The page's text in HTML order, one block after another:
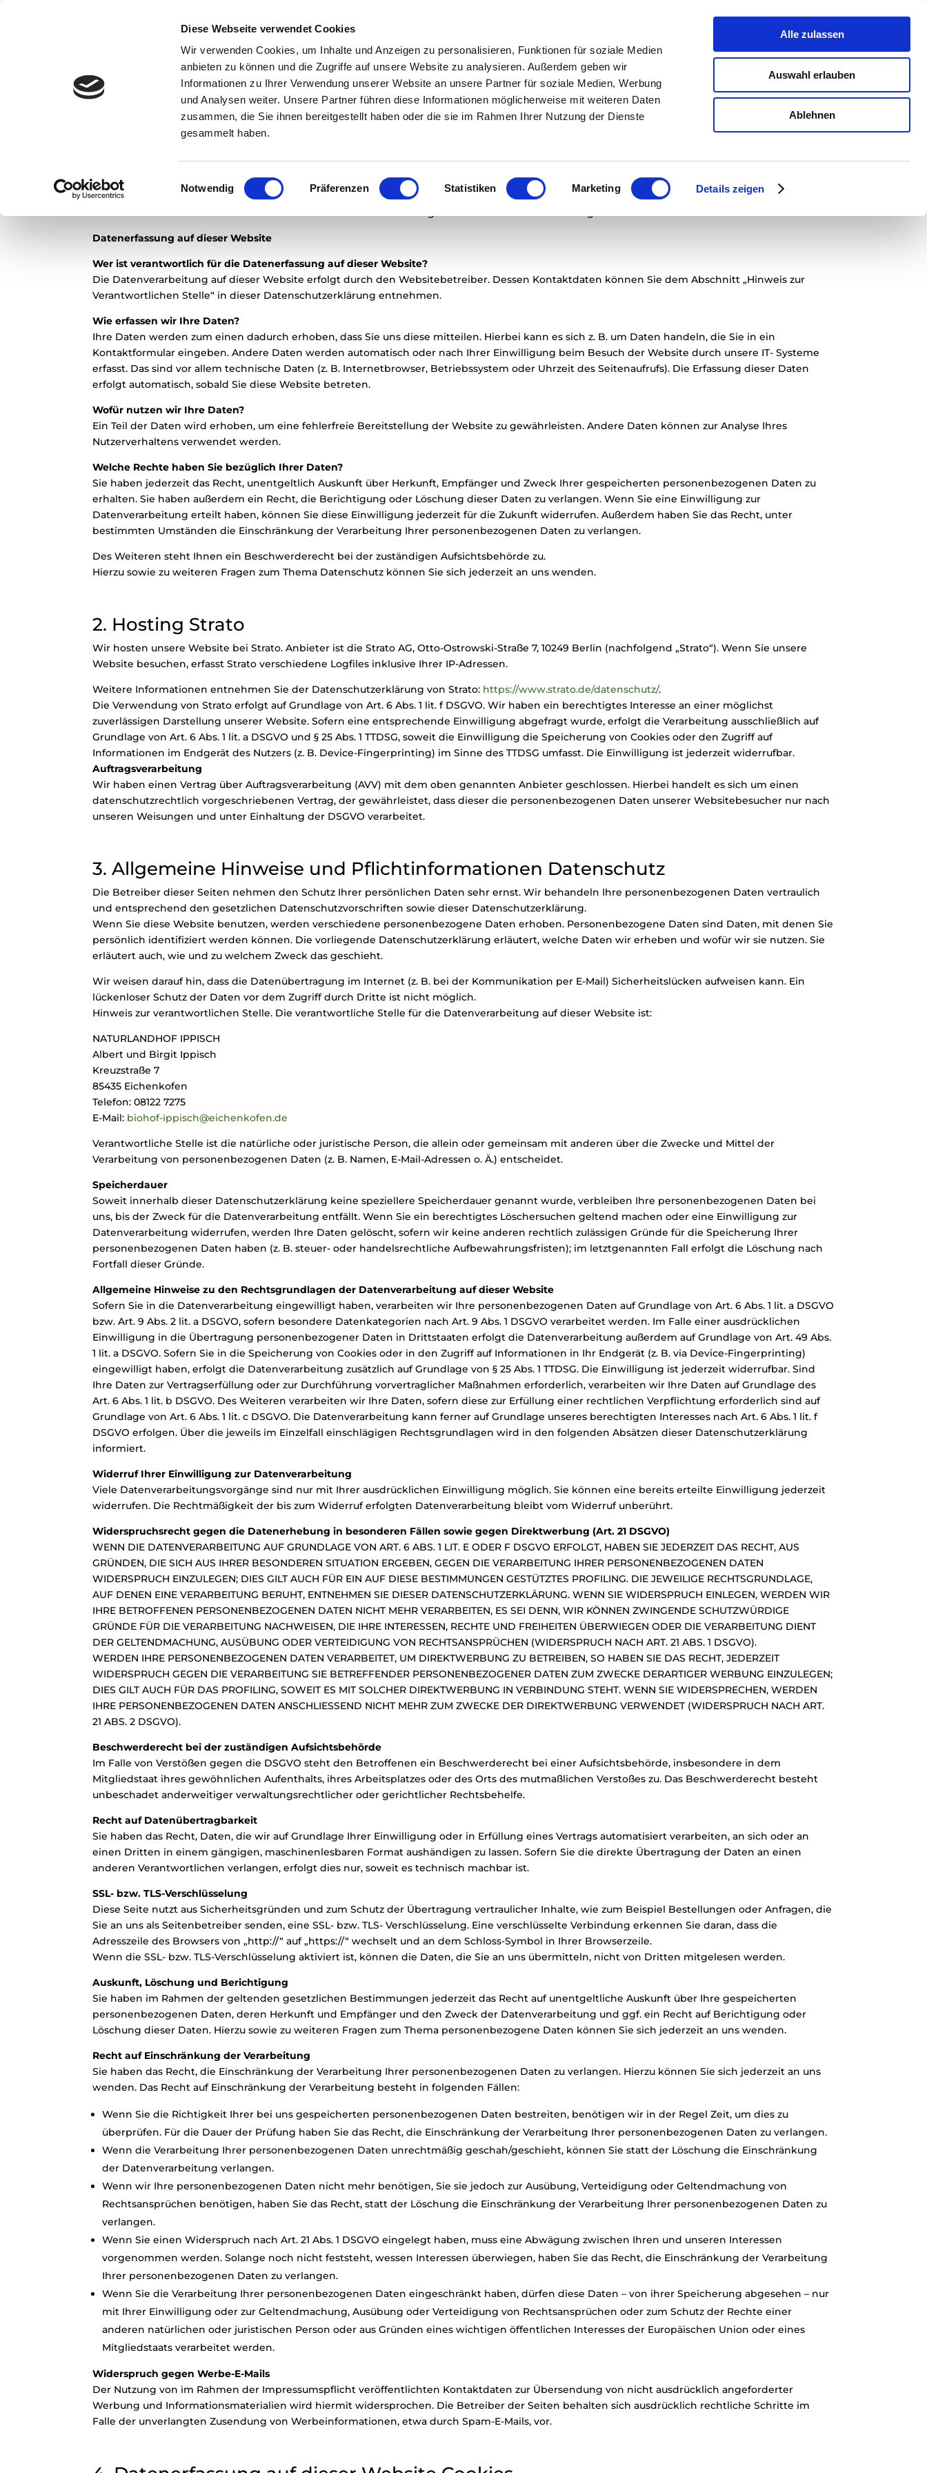
Diese Webseite verwendet Cookies
Wir verwenden Cookies, um Inhalte und Anzeigen zu personalisieren, Funktionen für soziale Medien
anbieten zu können und die Zugriffe auf unsere Website zu analysieren. Außerdem geben wir
Informationen zu Ihrer Verwendung unserer Website an unsere Partner für soziale Medien, Werbung
und Analysen weiter. Unsere Partner führen diese Informationen möglicherweise mit weiteren Daten
zusammen, die Sie ihnen bereitgestellt haben oder die sie im Rahmen Ihrer Nutzung der Dienste
gesammelt haben.
Einwilligungsauswahl
Notwendig Präferenzen Statistiken Marketing Details zeigen
Alle zulassen
Auswahl erlauben
Ablehnen
Kontakt
Datenschutzerklärung
1. Datenschutz auf einen Blick
Allgemeine Hinweise
Die folgenden Hinweise geben einen einfachen Überblick darüber, was mit Ihren personenbezogenen Daten passiert, wenn Sie diese Website
besuchen. Personenbezogene Daten sind alle Daten, mit denen Sie persönlich identifiziert werden können. Ausführliche Informationen zum
Datenerfassung auf dieser Website
Wer ist verantwortlich für die Datenerfassung auf dieser Website?
Die Datenverarbeitung auf dieser Website erfolgt durch den Websitebetreiber. Dessen Kontaktdaten können Sie dem Abschnitt „Hinweis zur
Verantwortlichen Stelle“ in dieser Datenschutzerklärung entnehmen.
Wie erfassen wir Ihre Daten?
Ihre Daten werden zum einen dadurch erhoben, dass Sie uns diese mitteilen. Hierbei kann es sich z. B. um Daten handeln, die Sie in ein
Kontaktformular eingeben. Andere Daten werden automatisch oder nach Ihrer Einwilligung beim Besuch der Website durch unsere IT- Systeme
erfasst. Das sind vor allem technische Daten (z. B. Internetbrowser, Betriebssystem oder Uhrzeit des Seitenaufrufs). Die Erfassung dieser Daten
erfolgt automatisch, sobald Sie diese Website betreten.
Wofür nutzen wir Ihre Daten?
Ein Teil der Daten wird erhoben, um eine fehlerfreie Bereitstellung der Website zu gewährleisten. Andere Daten können zur Analyse Ihres
Nutzerverhaltens verwendet werden.
Welche Rechte haben Sie bezüglich Ihrer Daten?
Sie haben jederzeit das Recht, unentgeltlich Auskunft über Herkunft, Empfänger und Zweck Ihrer gespeicherten personenbezogenen Daten zu
erhalten. Sie haben außerdem ein Recht, die Berichtigung oder Löschung dieser Daten zu verlangen. Wenn Sie eine Einwilligung zur
Datenverarbeitung erteilt haben, können Sie diese Einwilligung jederzeit für die Zukunft widerrufen. Außerdem haben Sie das Recht, unter
bestimmten Umständen die Einschränkung der Verarbeitung Ihrer personenbezogenen Daten zu verlangen.
Des Weiteren steht Ihnen ein Beschwerderecht bei der zuständigen Aufsichtsbehörde zu.
Hierzu sowie zu weiteren Fragen zum Thema Datenschutz können Sie sich jederzeit an uns wenden.
2. Hosting Strato
Wir hosten unsere Website bei Strato. Anbieter ist die Strato AG, Otto-Ostrowski-Straße 7, 10249 Berlin (nachfolgend „Strato“). Wenn Sie unsere
Website besuchen, erfasst Strato verschiedene Logfiles inklusive Ihrer IP-Adressen.
Weitere Informationen entnehmen Sie der Datenschutzerklärung von Strato: https://www.strato.de/datenschutz/.
Die Verwendung von Strato erfolgt auf Grundlage von Art. 6 Abs. 1 lit. f DSGVO. Wir haben ein berechtigtes Interesse an einer möglichst
zuverlässigen Darstellung unserer Website. Sofern eine entsprechende Einwilligung abgefragt wurde, erfolgt die Verarbeitung ausschließlich auf
Grundlage von Art. 6 Abs. 1 lit. a DSGVO und § 25 Abs. 1 TTDSG, soweit die Einwilligung die Speicherung von Cookies oder den Zugriff auf
Informationen im Endgerät des Nutzers (z. B. Device-Fingerprinting) im Sinne des TTDSG umfasst. Die Einwilligung ist jederzeit widerrufbar.
Auftragsverarbeitung
Wir haben einen Vertrag über Auftragsverarbeitung (AVV) mit dem oben genannten Anbieter geschlossen. Hierbei handelt es sich um einen
datenschutzrechtlich vorgeschriebenen Vertrag, der gewährleistet, dass dieser die personenbezogenen Daten unserer Websitebesucher nur nach
unseren Weisungen und unter Einhaltung der DSGVO verarbeitet.
3. Allgemeine Hinweise und Pflichtinformationen Datenschutz
Die Betreiber dieser Seiten nehmen den Schutz Ihrer persönlichen Daten sehr ernst. Wir behandeln Ihre personenbezogenen Daten vertraulich
und entsprechend den gesetzlichen Datenschutzvorschriften sowie dieser Datenschutzerklärung.
Wenn Sie diese Website benutzen, werden verschiedene personenbezogene Daten erhoben. Personenbezogene Daten sind Daten, mit denen Sie
persönlich identifiziert werden können. Die vorliegende Datenschutzerklärung erläutert, welche Daten wir erheben und wofür wir sie nutzen. Sie
erläutert auch, wie und zu welchem Zweck das geschieht.
Wir weisen darauf hin, dass die Datenübertragung im Internet (z. B. bei der Kommunikation per E-Mail) Sicherheitslücken aufweisen kann. Ein
lückenloser Schutz der Daten vor dem Zugriff durch Dritte ist nicht möglich.
Hinweis zur verantwortlichen Stelle. Die verantwortliche Stelle für die Datenverarbeitung auf dieser Website ist:
NATURLANDHOF IPPISCH
Albert und Birgit Ippisch
Kreuzstraße 7
85435 Eichenkofen
Telefon: 08122 7275
E-Mail: biohof-ippisch@eichenkofen.de
Verantwortliche Stelle ist die natürliche oder juristische Person, die allein oder gemeinsam mit anderen über die Zwecke und Mittel der
Verarbeitung von personenbezogenen Daten (z. B. Namen, E-Mail-Adressen o. Ä.) entscheidet.
Speicherdauer
Soweit innerhalb dieser Datenschutzerklärung keine speziellere Speicherdauer genannt wurde, verbleiben Ihre personenbezogenen Daten bei
uns, bis der Zweck für die Datenverarbeitung entfällt. Wenn Sie ein berechtigtes Löschersuchen geltend machen oder eine Einwilligung zur
Datenverarbeitung widerrufen, werden Ihre Daten gelöscht, sofern wir keine anderen rechtlich zulässigen Gründe für die Speicherung Ihrer
personenbezogenen Daten haben (z. B. steuer- oder handelsrechtliche Aufbewahrungsfristen); im letztgenannten Fall erfolgt die Löschung nach
Fortfall dieser Gründe.
Allgemeine Hinweise zu den Rechtsgrundlagen der Datenverarbeitung auf dieser Website
Sofern Sie in die Datenverarbeitung eingewilligt haben, verarbeiten wir Ihre personenbezogenen Daten auf Grundlage von Art. 6 Abs. 1 lit. a DSGVO
bzw. Art. 9 Abs. 2 lit. a DSGVO, sofern besondere Datenkategorien nach Art. 9 Abs. 1 DSGVO verarbeitet werden. Im Falle einer ausdrücklichen
Einwilligung in die Übertragung personenbezogener Daten in Drittstaaten erfolgt die Datenverarbeitung außerdem auf Grundlage von Art. 49 Abs.
1 lit. a DSGVO. Sofern Sie in die Speicherung von Cookies oder in den Zugriff auf Informationen in Ihr Endgerät (z. B. via Device-Fingerprinting)
eingewilligt haben, erfolgt die Datenverarbeitung zusätzlich auf Grundlage von § 25 Abs. 1 TTDSG. Die Einwilligung ist jederzeit widerrufbar. Sind
Ihre Daten zur Vertragserfüllung oder zur Durchführung vorvertraglicher Maßnahmen erforderlich, verarbeiten wir Ihre Daten auf Grundlage des
Art. 6 Abs. 1 lit. b DSGVO. Des Weiteren verarbeiten wir Ihre Daten, sofern diese zur Erfüllung einer rechtlichen Verpflichtung erforderlich sind auf
Grundlage von Art. 6 Abs. 1 lit. c DSGVO. Die Datenverarbeitung kann ferner auf Grundlage unseres berechtigten Interesses nach Art. 6 Abs. 1 lit. f
DSGVO erfolgen. Über die jeweils im Einzelfall einschlägigen Rechtsgrundlagen wird in den folgenden Absätzen dieser Datenschutzerklärung
informiert.
Widerruf Ihrer Einwilligung zur Datenverarbeitung
Viele Datenverarbeitungsvorgänge sind nur mit Ihrer ausdrücklichen Einwilligung möglich. Sie können eine bereits erteilte Einwilligung jederzeit
widerrufen. Die Rechtmäßigkeit der bis zum Widerruf erfolgten Datenverarbeitung bleibt vom Widerruf unberührt.
Widerspruchsrecht gegen die Datenerhebung in besonderen Fällen sowie gegen Direktwerbung (Art. 21 DSGVO)
WENN DIE DATENVERARBEITUNG AUF GRUNDLAGE VON ART. 6 ABS. 1 LIT. E ODER F DSGVO ERFOLGT, HABEN SIE JEDERZEIT DAS RECHT, AUS
GRÜNDEN, DIE SICH AUS IHRER BESONDEREN SITUATION ERGEBEN, GEGEN DIE VERARBEITUNG IHRER PERSONENBEZOGENEN DATEN
WIDERSPRUCH EINZULEGEN; DIES GILT AUCH FÜR EIN AUF DIESE BESTIMMUNGEN GESTÜTZTES PROFILING. DIE JEWEILIGE RECHTSGRUNDLAGE,
AUF DENEN EINE VERARBEITUNG BERUHT, ENTNEHMEN SIE DIESER DATENSCHUTZERKLÄRUNG. WENN SIE WIDERSPRUCH EINLEGEN, WERDEN WIR
IHRE BETROFFENEN PERSONENBEZOGENEN DATEN NICHT MEHR VERARBEITEN, ES SEI DENN, WIR KÖNNEN ZWINGENDE SCHUTZWÜRDIGE
GRÜNDE FÜR DIE VERARBEITUNG NACHWEISEN, DIE IHRE INTERESSEN, RECHTE UND FREIHEITEN ÜBERWIEGEN ODER DIE VERARBEITUNG DIENT
DER GELTENDMACHUNG, AUSÜBUNG ODER VERTEIDIGUNG VON RECHTSANSPRÜCHEN (WIDERSPRUCH NACH ART. 21 ABS. 1 DSGVO).
WERDEN IHRE PERSONENBEZOGENEN DATEN VERARBEITET, UM DIREKTWERBUNG ZU BETREIBEN, SO HABEN SIE DAS RECHT, JEDERZEIT
WIDERSPRUCH GEGEN DIE VERARBEITUNG SIE BETREFFENDER PERSONENBEZOGENER DATEN ZUM ZWECKE DERARTIGER WERBUNG EINZULEGEN;
DIES GILT AUCH FÜR DAS PROFILING, SOWEIT ES MIT SOLCHER DIREKTWERBUNG IN VERBINDUNG STEHT. WENN SIE WIDERSPRECHEN, WERDEN
IHRE PERSONENBEZOGENEN DATEN ANSCHLIESSEND NICHT MEHR ZUM ZWECKE DER DIREKTWERBUNG VERWENDET (WIDERSPRUCH NACH ART.
21 ABS. 2 DSGVO).
Beschwerderecht bei der zuständigen Aufsichtsbehörde
Im Falle von Verstößen gegen die DSGVO steht den Betroffenen ein Beschwerderecht bei einer Aufsichtsbehörde, insbesondere in dem
Mitgliedstaat ihres gewöhnlichen Aufenthalts, ihres Arbeitsplatzes oder des Orts des mutmaßlichen Verstoßes zu. Das Beschwerderecht besteht
unbeschadet anderweitiger verwaltungsrechtlicher oder gerichtlicher Rechtsbehelfe.
Recht auf Datenübertragbarkeit
Sie haben das Recht, Daten, die wir auf Grundlage Ihrer Einwilligung oder in Erfüllung eines Vertrags automatisiert verarbeiten, an sich oder an
einen Dritten in einem gängigen, maschinenlesbaren Format aushändigen zu lassen. Sofern Sie die direkte Übertragung der Daten an einen
anderen Verantwortlichen verlangen, erfolgt dies nur, soweit es technisch machbar ist.
SSL- bzw. TLS-Verschlüsselung
Diese Seite nutzt aus Sicherheitsgründen und zum Schutz der Übertragung vertraulicher Inhalte, wie zum Beispiel Bestellungen oder Anfragen, die
Sie an uns als Seitenbetreiber senden, eine SSL- bzw. TLS- Verschlüsselung. Eine verschlüsselte Verbindung erkennen Sie daran, dass die
Adresszeile des Browsers von „http://“ auf „https://“ wechselt und an dem Schloss-Symbol in Ihrer Browserzeile.
Wenn die SSL- bzw. TLS-Verschlüsselung aktiviert ist, können die Daten, die Sie an uns übermitteln, nicht von Dritten mitgelesen werden.
Auskunft, Löschung und Berichtigung
Sie haben im Rahmen der geltenden gesetzlichen Bestimmungen jederzeit das Recht auf unentgeltliche Auskunft über Ihre gespeicherten
personenbezogenen Daten, deren Herkunft und Empfänger und den Zweck der Datenverarbeitung und ggf. ein Recht auf Berichtigung oder
Löschung dieser Daten. Hierzu sowie zu weiteren Fragen zum Thema personenbezogene Daten können Sie sich jederzeit an uns wenden.
Recht auf Einschränkung der Verarbeitung
Sie haben das Recht, die Einschränkung der Verarbeitung Ihrer personenbezogenen Daten zu verlangen. Hierzu können Sie sich jederzeit an uns
wenden. Das Recht auf Einschränkung der Verarbeitung besteht in folgenden Fällen:
Wenn Sie die Richtigkeit Ihrer bei uns gespeicherten personenbezogenen Daten bestreiten, benötigen wir in der Regel Zeit, um dies zu
überprüfen. Für die Dauer der Prüfung haben Sie das Recht, die Einschränkung der Verarbeitung Ihrer personenbezogenen Daten zu verlangen.
Wenn die Verarbeitung Ihrer personenbezogenen Daten unrechtmäßig geschah/geschieht, können Sie statt der Löschung die Einschränkung
der Datenverarbeitung verlangen.
Wenn wir Ihre personenbezogenen Daten nicht mehr benötigen, Sie sie jedoch zur Ausübung, Verteidigung oder Geltendmachung von
Rechtsansprüchen benötigen, haben Sie das Recht, statt der Löschung die Einschränkung der Verarbeitung Ihrer personenbezogenen Daten zu
verlangen.
Wenn Sie einen Widerspruch nach Art. 21 Abs. 1 DSGVO eingelegt haben, muss eine Abwägung zwischen Ihren und unseren Interessen
vorgenommen werden. Solange noch nicht feststeht, wessen Interessen überwiegen, haben Sie das Recht, die Einschränkung der Verarbeitung
Ihrer personenbezogenen Daten zu verlangen.
Wenn Sie die Verarbeitung Ihrer personenbezogenen Daten eingeschränkt haben, dürfen diese Daten – von ihrer Speicherung abgesehen – nur
mit Ihrer Einwilligung oder zur Geltendmachung, Ausübung oder Verteidigung von Rechtsansprüchen oder zum Schutz der Rechte einer
anderen natürlichen oder juristischen Person oder aus Gründen eines wichtigen öffentlichen Interesses der Europäischen Union oder eines
Mitgliedstaats verarbeitet werden.
Widerspruch gegen Werbe-E-Mails
Der Nutzung von im Rahmen der Impressumspflicht veröffentlichten Kontaktdaten zur Übersendung von nicht ausdrücklich angeforderter
Werbung und Informationsmaterialien wird hiermit widersprochen. Die Betreiber der Seiten behalten sich ausdrücklich rechtliche Schritte im
Falle der unverlangten Zusendung von Werbeinformationen, etwa durch Spam-E-Mails, vor.